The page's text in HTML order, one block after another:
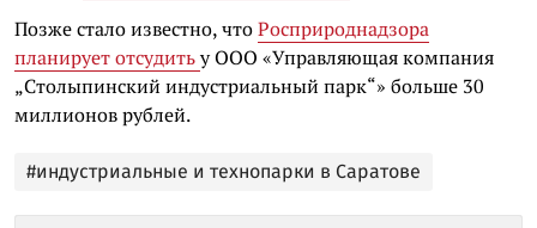
Позже стало известно, чтоРосприроднадзора
планирует отсудитьу ООО «Управляющая компания
„Столыпинский индустриальный парк“» больше 30
миллионов рублей.
#индустриальные и технопарки в Саратове